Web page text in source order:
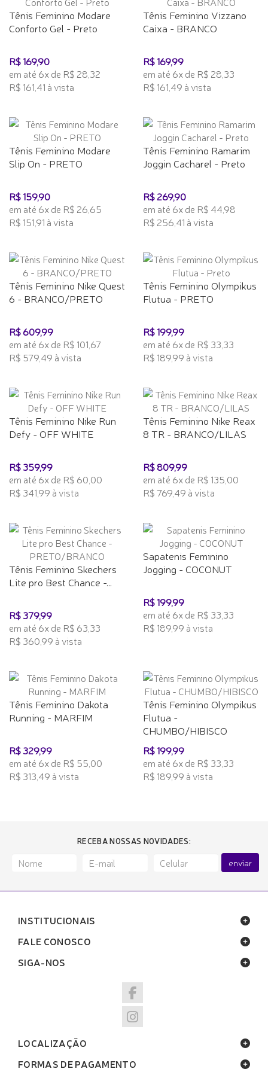
Tênis Feminino Modare
Conforto Gel - Preto
R$ 169,90
em até 6x de R$ 28,32
R$ 161,41 à vista
Tênis Feminino Vizzano
Caixa - BRANCO
R$ 169,99
em até 6x de R$ 28,33
R$ 161,49 à vista
Tênis Feminino Modare
Slip On - PRETO
R$ 159,90
em até 6x de R$ 26,65
R$ 151,91 à vista
Tênis Feminino Ramarim
Joggin Cacharel - Preto
R$ 269,90
em até 6x de R$ 44,98
R$ 256,41 à vista
Tênis Feminino Nike Quest
6 - BRANCO/PRETO
R$ 609,99
em até 6x de R$ 101,67
R$ 579,49 à vista
Tênis Feminino Olympikus
Flutua - PRETO
R$ 199,99
em até 6x de R$ 33,33
R$ 189,99 à vista
Tênis Feminino Nike Run
Defy - OFF WHITE
R$ 359,99
em até 6x de R$ 60,00
R$ 341,99 à vista
Tênis Feminino Nike Reax
8 TR - BRANCO/LILAS
R$ 809,99
em até 6x de R$ 135,00
R$ 769,49 à vista
Tênis Feminino Skechers
Lite pro Best Chance -...
R$ 379,99
em até 6x de R$ 63,33
R$ 360,99 à vista
Sapatenis Feminino
Jogging - COCONUT
R$ 199,99
em até 6x de R$ 33,33
R$ 189,99 à vista
Tênis Feminino Dakota
Running - MARFIM
R$ 329,99
em até 6x de R$ 55,00
R$ 313,49 à vista
Tênis Feminino Olympikus
Flutua -
CHUMBO/HIBISCO
R$ 199,99
em até 6x de R$ 33,33
R$ 189,99 à vista
RECEBA NOSSAS NOVIDADES:
enviar
INSTITUCIONAIS
FALE CONOSCO
SIGA-NOS
LOCALIZAÇÃO
FORMAS DE PAGAMENTO